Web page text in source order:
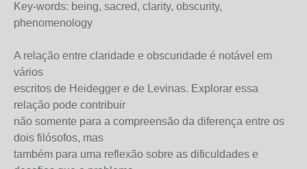
Key-words: being, sacred, clarity, obscurity,
phenomenology
A relação entre claridade e obscuridade é notável em
vários
escritos de Heidegger e de Levinas. Explorar essa
relação pode contribuir
não somente para a compreensão da diferença entre os
dois filósofos, mas
também para uma reflexão sobre as dificuldades e